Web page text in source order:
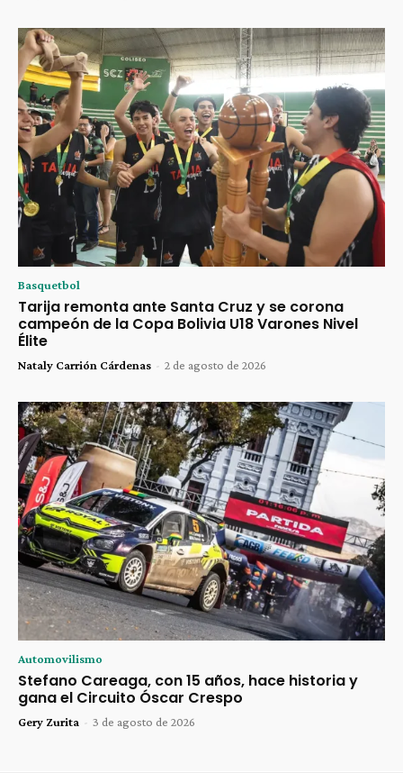
Basquetbol
Tarija remonta ante Santa Cruz y se corona
campeón de la Copa Bolivia U18 Varones Nivel
Élite
Nataly Carrión Cárdenas - 2 de agosto de 2026
Automovilismo
Stefano Careaga, con 15 años, hace historia y
gana el Circuito Óscar Crespo
Gery Zurita - 3 de agosto de 2026